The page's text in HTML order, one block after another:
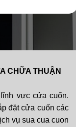
CHỮA THUẬN
vực cửa cuốn.
đặt cửa cuốn các
vụ sua cua cuon